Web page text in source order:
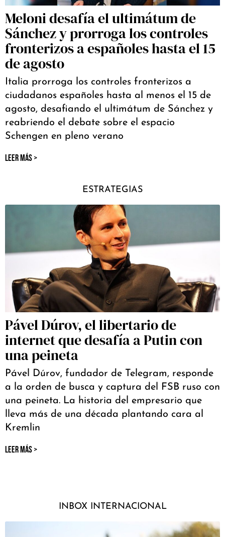
Meloni desafía el ultimátum de
Sánchez y prorroga los controles
fronterizos a españoles hasta el 15
de agosto
Italia prorroga los controles fronterizos a
ciudadanos españoles hasta al menos el 15 de
agosto, desafiando el ultimátum de Sánchez y
reabriendo el debate sobre el espacio
Schengen en pleno verano
LEER MÁS >
ESTRATEGIAS
Pável Dúrov, el libertario de
internet que desafía a Putin con
una peineta
Pável Dúrov, fundador de Telegram, responde
a la orden de busca y captura del FSB ruso con
una peineta. La historia del empresario que
lleva más de una década plantando cara al
Kremlin
LEER MÁS >
INBOX INTERNACIONAL